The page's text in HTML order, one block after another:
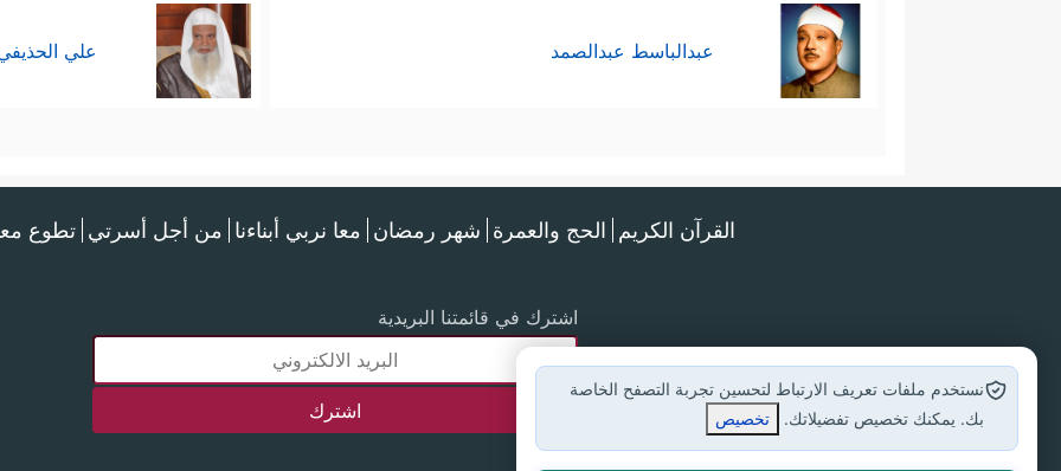
عبدالباسط عبدالصمد علي
القرآن الكريم الحج والعمرة شهر رمضان معا نربي أبناءنا من أجل أسرتي تطوع
اشترك في قائمتنا البريدية
نستخدم ملفات تعريف الارتباط لتحسين تجربة التصفح الخاصة
بك. يمكنك تخصيص تفضيلاتك.
تخصيص